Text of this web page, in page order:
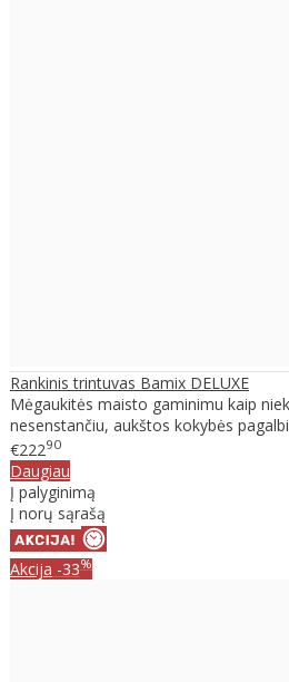
Rankinis trintuvas Bamix DELUXE
Mėgaukitės maisto gaminimu kaip
nesenstančiu, aukštos kokybės
€22290
Daugiau
Į palyginimą
Į norų sąrašą
Akcija -33%